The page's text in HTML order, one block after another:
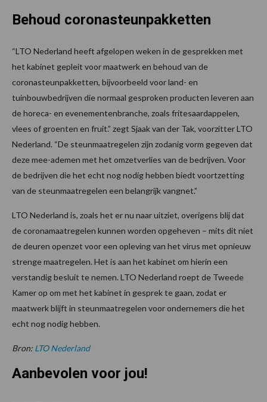
Behoud coronasteunpakketten
“LTO Nederland heeft afgelopen weken in de gesprekken met
het kabinet gepleit voor maatwerk en behoud van de
coronasteunpakketten, bijvoorbeeld voor land- en
tuinbouwbedrijven die normaal gesproken producten leveren aan
de horeca- en evenementenbranche, zoals fritesaardappelen,
vlees of groenten en fruit.” zegt Sjaak van der Tak, voorzitter LTO
Nederland. “De steunmaatregelen zijn zodanig vorm gegeven dat
deze mee-ademen met het omzetverlies van de bedrijven. Voor
de bedrijven die het echt nog nodig hebben biedt voortzetting
van de steunmaatregelen een belangrijk vangnet.”
LTO Nederland is, zoals het er nu naar uitziet, overigens blij dat
de coronamaatregelen kunnen worden opgeheven – mits dit niet
de deuren openzet voor een opleving van het virus met opnieuw
strenge maatregelen. Het is aan het kabinet om hierin een
verstandig besluit te nemen. LTO Nederland roept de Tweede
Kamer op om met het kabinet in gesprek te gaan, zodat er
maatwerk blijft in steunmaatregelen voor ondernemers die het
echt nog nodig hebben.
Bron: LTO Nederland
Aanbevolen voor jou!